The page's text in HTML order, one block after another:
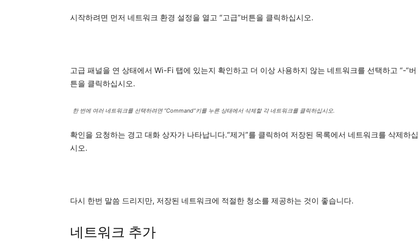
시작하려면 먼저 네트워크 환경 설정을 열고 “고급”버튼을 클릭하십시오.
고급 패널을 연 상태에서 Wi-Fi 탭에 있는지 확인하고 더 이상 사용하지 않는 네트워크를 선택하고 “-“버
튼을 클릭하십시오.
한 번에 여러 네트워크를 선택하려면 “Command”키를 누른 상태에서 삭제할 각 네트워크를 클릭하십시오.
확인을 요청하는 경고 대화 상자가 나타납니다.“제거”를 클릭하여 저장된 목록에서 네트워크를 삭제하십
시오.
다시 한번 말씀 드리지만, 저장된 네트워크에 적절한 청소를 제공하는 것이 좋습니다.
네트워크 추가